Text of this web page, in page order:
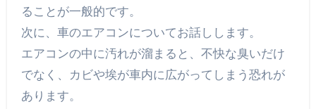
ることが一般的です。
次に、車のエアコンについてお話しします。
エアコンの中に汚れが溜まると、不快な臭いだけ
でなく、カビや埃が車内に広がってしまう恐れが
あります。